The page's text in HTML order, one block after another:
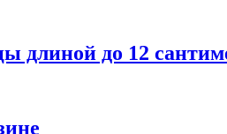
длиной до 12